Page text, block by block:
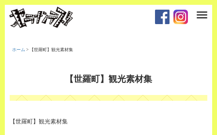
T
t
i
ホーム > 【世羅町】観光素材集
【世羅町】観光素材集
【世羅町】観光素材集